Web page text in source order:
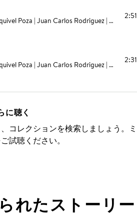
Juan Angel Esquivel Poza | Juan Carlos Rodriguez | Elías Serpa 2:51
Juan Angel Esquivel Poza | Juan Carlos Rodriguez | Elías Serpa 2:31
に聴く
コレクションを検索しましょう。ミ
試聴ください。
れたストーリー